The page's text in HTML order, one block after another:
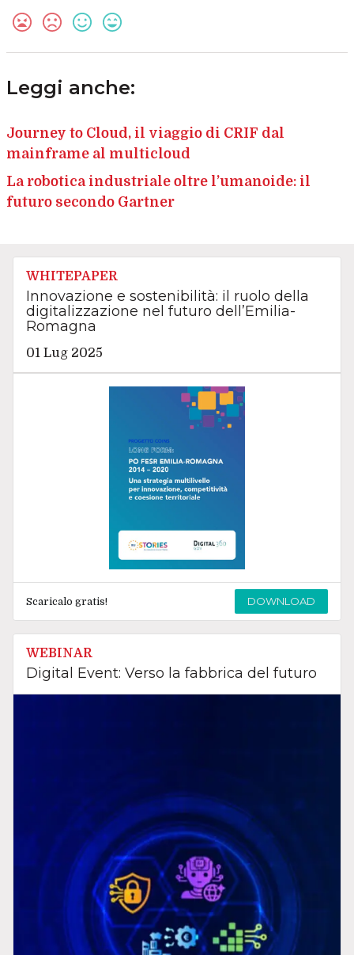
Leggi anche:
Journey to Cloud, il viaggio di CRIF dal
mainframe al multicloud
La robotica industriale oltre l’umanoide: il
futuro secondo Gartner
WHITEPAPER
Innovazione e sostenibilità: il ruolo della
digitalizzazione nel futuro dell’Emilia-
Romagna
01 Lug 2025
Scaricalo gratis! DOWNLOAD
WEBINAR
Digital Event: Verso la fabbrica del futuro